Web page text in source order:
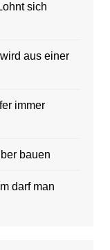
sich
aus einer
immer
bauen
darf man